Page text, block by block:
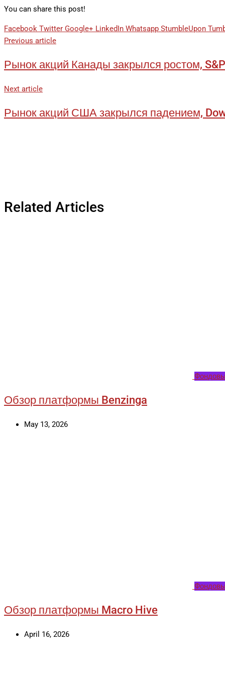
You can share this post!
Facebook Twitter Google+ LinkedIn Whatsapp StumbleUpon
Previous article
Рынок акций Канады закрылся ростом,
Next article
Рынок акций США закрылся падением,
Related Articles
Обзор платформы Benzinga
May 13, 2026
Обзор платформы Macro Hive
April 16, 2026